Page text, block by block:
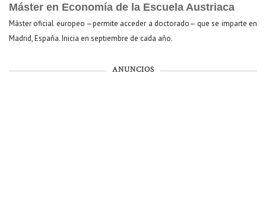
Máster en Economía de la Escuela Austriaca
Máster oficial europeo —permite acceder a doctorado— que se imparte en
Madrid, España. Inicia en septiembre de cada año.
ANUNCIOS